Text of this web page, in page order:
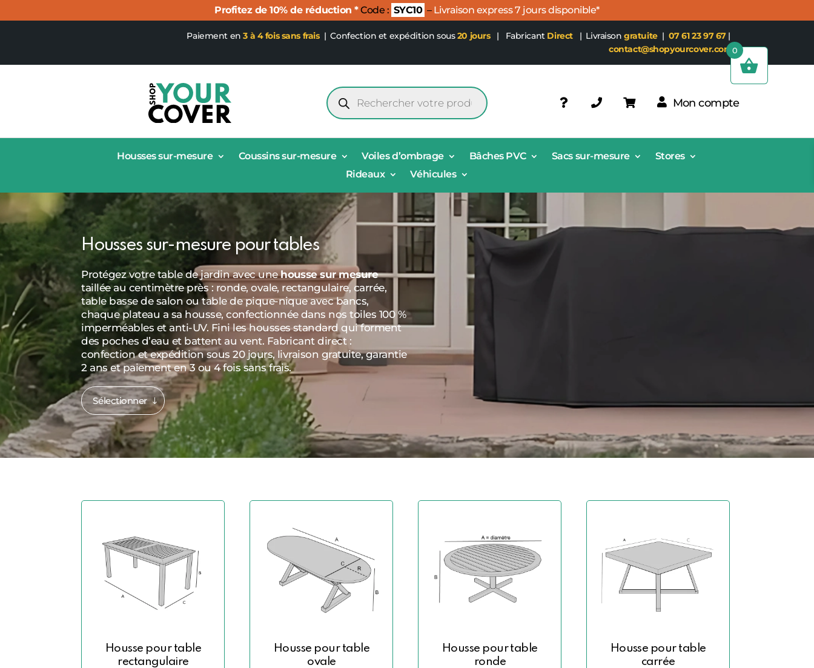
Profitez de 10% de réduction *Code : SYC10 – Livraison express 7 jours disponible*
Paiement en3 à 4 fois sans frais|Confection et expédition sous 20 jours | Fabricant Direct| Livraison gratuite| 07 61 23 97 67|
contact@shopyourcover.com
Recherche
de
produits
Mon compte
Housses sur-mesure Coussins sur-mesure Voiles d’ombrage Bâches PVC Sacs sur-mesure
Stores
Rideaux
Véhicules
Housses sur-mesure pour tables
Protégez votre table de jardin avec unehousse sur mesure
taillée au centimètre près : ronde, ovale, rectangulaire, carrée,
table basse de salon ou table de pique-nique avec bancs,
chaque plateau a sa housse, confectionnée dans nos toiles 100 %
imperméables et anti-UV. Fini les housses standard qui forment
des poches d’eau et battent au vent. Fabricant direct :
confection et expédition sous 20 jours, livraison gratuite, garantie
2 ans et paiement en 3 ou 4 fois sans frais.
Sélectionner
Housse pour table
rectangulaire
Housse pour table
ovale
Housse pour table
ronde
Housse pour table
carrée
0